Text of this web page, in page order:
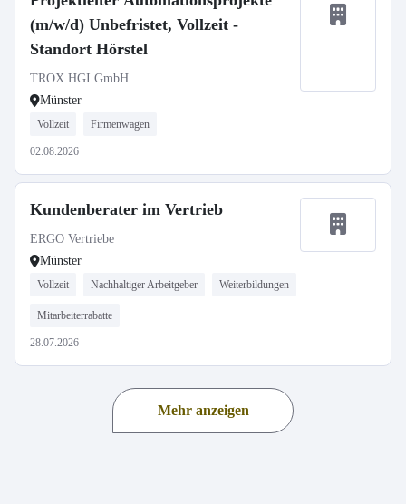
(m/w/d) Unbefristet, Vollzeit -
Standort Hörstel
TROX HGI GmbH
Münster
Vollzeit Firmenwagen
02.08.2026
Kundenberater im Vertrieb
ERGO Vertriebe
Münster
Vollzeit Nachhaltiger Arbeitgeber Weiterbildungen
Mitarbeiterrabatte
28.07.2026
Mehr anzeigen